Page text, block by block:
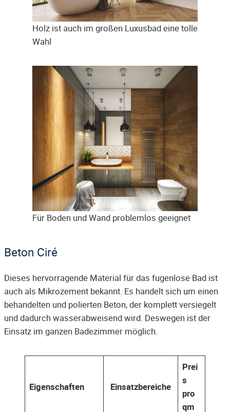
Holz ist auch im großen Luxusbad eine tolle
Wahl
Für Boden und Wand problemlos geeignet
Beton Ciré
Dieses hervorragende Material für das fugenlose Bad ist
auch als Mikrozement bekannt. Es handelt sich um einen
behandelten und polierten Beton, der komplett versiegelt
und dadurch wasserabweisend wird. Deswegen ist der
Einsatz im ganzen Badezimmer möglich.
Eigenschaften Einsatzbereiche
Prei
s
pro
qm